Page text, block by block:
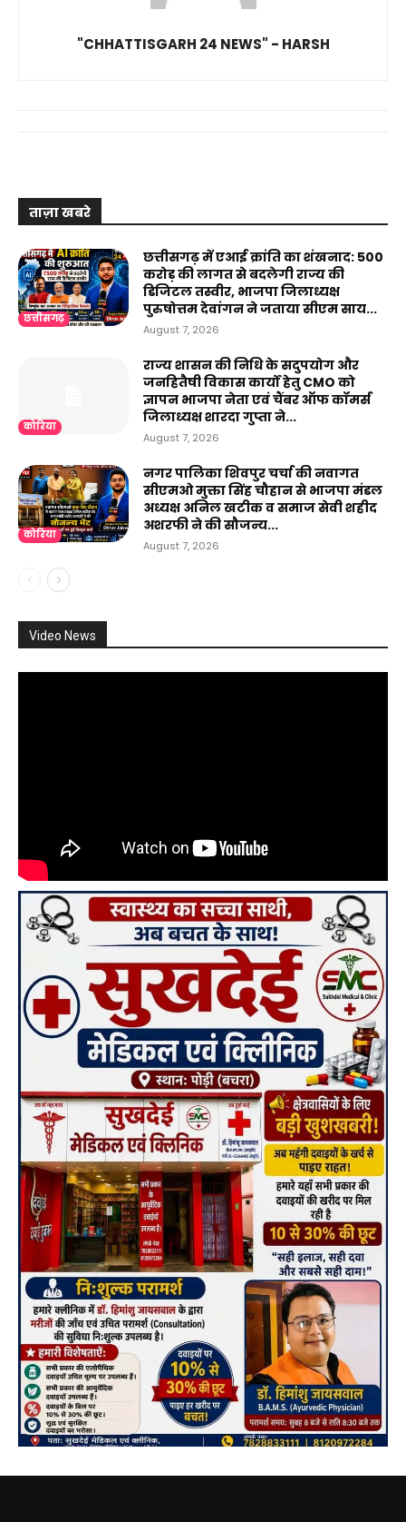
"CHHATTISGARH 24 NEWS" - HARSH
ताज़ा खबरे
छत्तीसगढ़
छत्तीसगढ़ में एआई क्रांति का शंखनाद: 500
करोड़ की लागत से बदलेगी राज्य की
डिजिटल तस्वीर, भाजपा जिलाध्यक्ष
पुरुषोत्तम देवांगन ने जताया सीएम साय...
August 7, 2026
कोरिया
राज्य शासन की निधि के सदुपयोग और
जनहितैषी विकास कार्यों हेतु CMO को
ज्ञापन भाजपा नेता एवं चैंबर ऑफ कॉमर्स
जिलाध्यक्ष शारदा गुप्ता ने...
August 7, 2026
कोरिया
नगर पालिका शिवपुर चर्चा की नवागत
सीएमओ मुक्ता सिंह चौहान से भाजपा मंडल
अध्यक्ष अनिल खटीक व समाज सेवी शहीद
अशरफी ने की सौजन्य...
August 7, 2026
Video News